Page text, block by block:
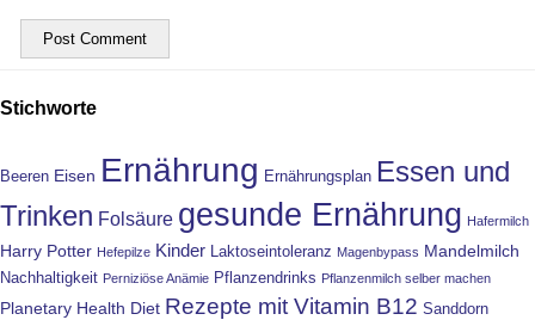
Stichworte
Beeren Eisen Ernährung Ernährungsplan Essen und
Trinken Folsäure gesunde Ernährung Hafermilch
Harry Potter Hefepilze Kinder Laktoseintoleranz Magenbypass Mandelmilch
Nachhaltigkeit Perniziöse Anämie Pflanzendrinks Pflanzenmilch selber machen
Planetary Health Diet Rezepte mit Vitamin B12 Sanddorn